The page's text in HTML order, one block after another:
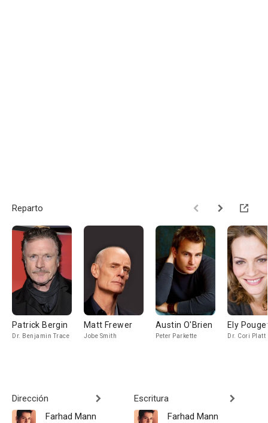
Reparto
Patrick Bergin
Dr. Benjamin Trace
Matt Frewer
Jobe Smith
Austin O'Brien
Peter Parkette
Ely
Dr. Cori Platt
Dirección
Farhad Mann
Escritura
Farhad Mann